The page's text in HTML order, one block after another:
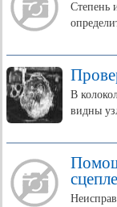
Степень
В
видны